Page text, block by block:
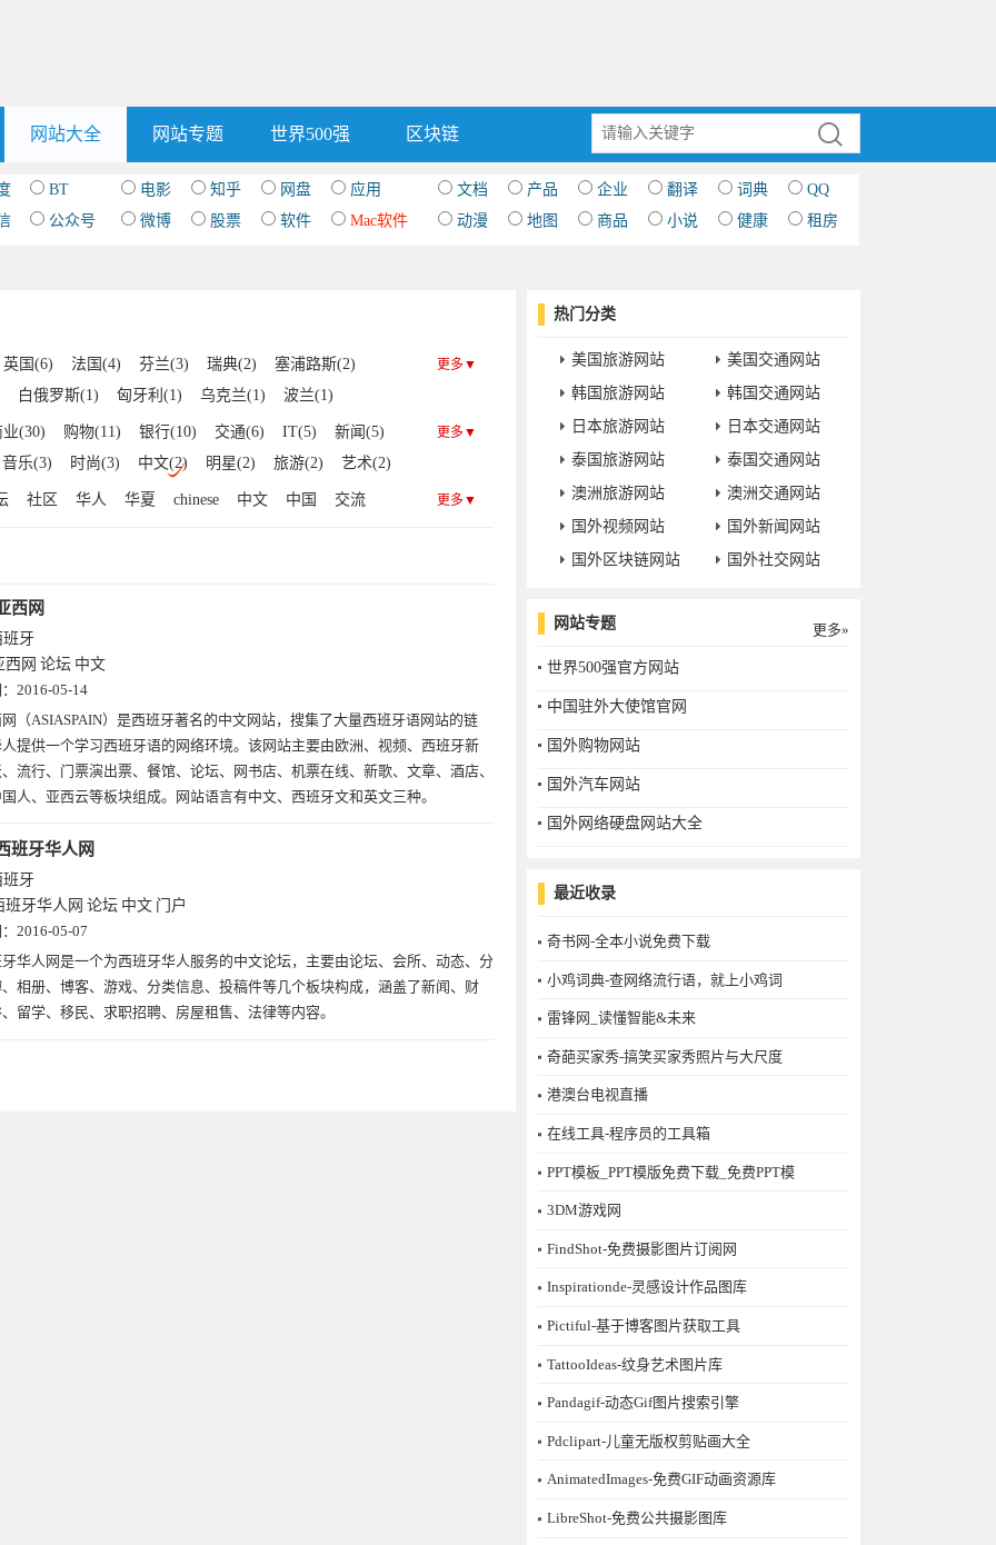
网站大全 网站专题 世界500强 区块链
BT 电影 知乎 网盘 应用 文档 产品 企业 翻译 词典
QQ
公众号 微博 股票 软件 Mac软件 动漫 地图 商品 小说 健康 租房
英国(6) 法国(4) 芬兰(3) 瑞典(2)
塞浦路斯(2)
白俄罗斯(1)
匈牙利(1) 乌克兰(1)
波兰(1)
(1)
更多▼
业(30) 购物(11) 银行(10) 交通(6) IT(5)
新闻(5)
音乐(3)
时尚(3) 中文(2) 明星(2) 旅游(2)
艺术(2)
门户(1)
文化(1) 杂志(1) 查询(1)
更多▼
社区 华人 华夏 chinese 中文 中国
交流
更多▼
西网
班牙
西网 论坛 中文
2016-05-14
（ASIASPAIN）是西班牙著名的中文网站，搜集了大量西班牙语网站的链
提供一个学习西班牙语的网络环境。该网站主要由欧洲、视频、西班牙新
流行、门票演出票、餐馆、论坛、网书店、机票在线、新歌、文章、酒店、
人、亚西云等板块组成。网站语言有中文、西班牙文和英文三种。
班牙华人网
班牙
班牙华人网 论坛 中文 门户
2016-05-07
华人网是一个为西班牙华人服务的中文论坛，主要由论坛、会所、动态、分
相册、博客、游戏、分类信息、投稿件等几个板块构成，涵盖了新闻、财
留学、移民、求职招聘、房屋租售、法律等内容。
热门分类
美国旅游网站
美国交通网站
韩国旅游网站
韩国交通网站
日本旅游网站
日本交通网站
泰国旅游网站
泰国交通网站
澳洲旅游网站
澳洲交通网站
国外视频网站
国外新闻网站
国外区块链网站
国外社交网站
网站专题 更多»
世界500强官方网站
中国驻外大使馆官网
国外购物网站
国外汽车网站
国外网络硬盘网站大全
最近收录
奇书网-全本小说免费下载
小鸡词典-查网络流行语，就上小鸡词
雷锋网_读懂智能&未来
奇葩买家秀-搞笑买家秀照片与大尺度
港澳台电视直播
在线工具-程序员的工具箱
PPT模板_PPT模版免费下载_免费PPT模
3DM游戏网
FindShot-免费摄影图片订阅网
Inspirationde-灵感设计作品图库
Pictiful-基于博客图片获取工具
TattooIdeas-纹身艺术图片库
Pandagif-动态Gif图片搜索引擎
Pdclipart-儿童无版权剪贴画大全
AnimatedImages-免费GIF动画资源库
LibreShot-免费公共摄影图库